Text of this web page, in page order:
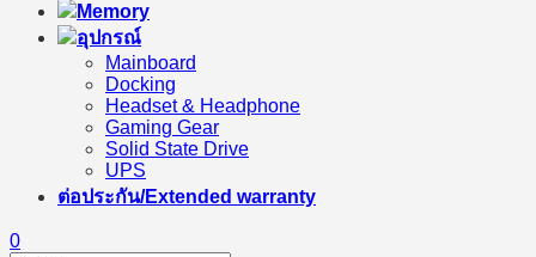
Memory
อุปกรณ์
Mainboard
Docking
Headset & Headphone
Gaming Gear
Solid State Drive
UPS
ต่อประกัน/Extended warranty
0